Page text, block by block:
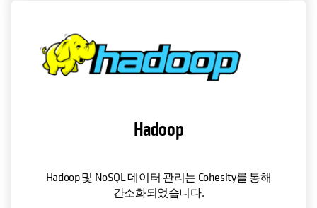
Hadoop
Hadoop 및 NoSQL 데이터 관리는 Cohesity를 통해
간소화되었습니다.